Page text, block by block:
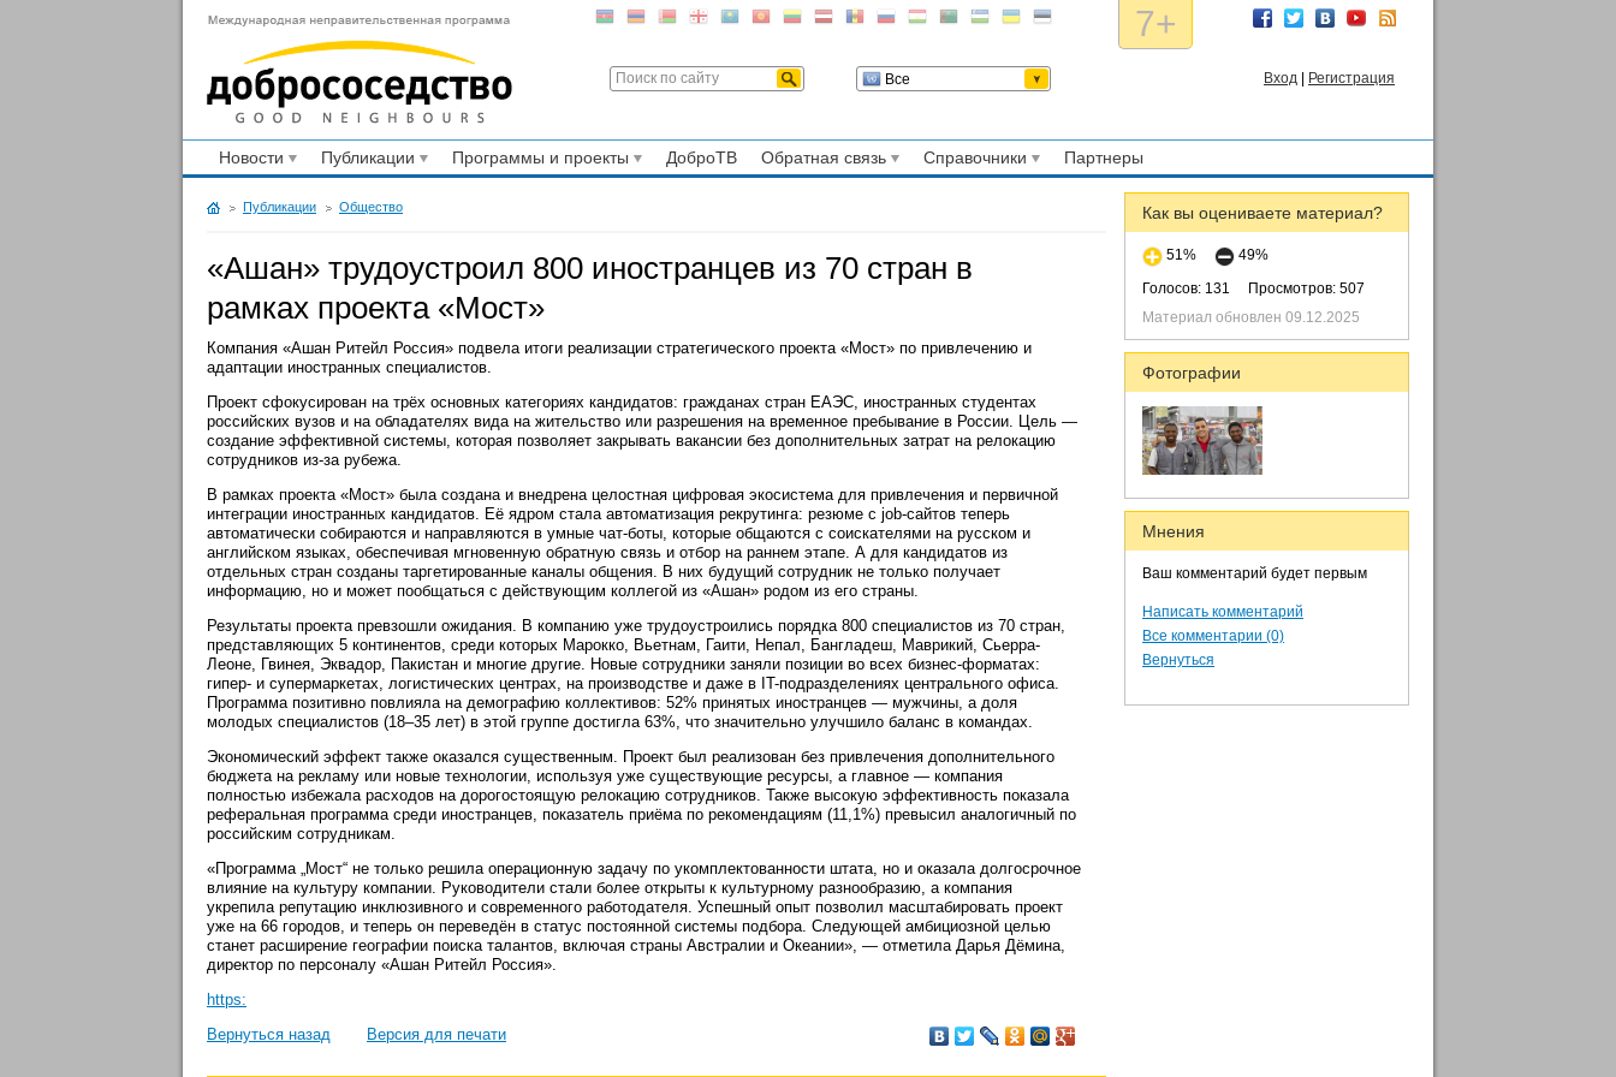
7+
Все Вход Регистрация
Новости Публикации Программы и проекты ДоброТВ Обратная связь Справочники Партнеры
Как вы оцениваете материал?
51%
49%
Голосов: 131
Просмотров: 507
Материал обновлен 09.12.2025
Фотографии
Мнения
Ваш комментарий будет первым
Написать комментарий
Все комментарии (0)
Вернуться
Публикации Общество
«Ашан» трудоустроил 800 иностранцев из 70 стран в
рамках проекта «Мост»
Компания «Ашан Ритейл Россия» подвела итоги реализации стратегического проекта «Мост» по привлечению и
адаптации иностранных специалистов.
Проект сфокусирован на трёх основных категориях кандидатов: гражданах стран ЕАЭС, иностранных студентах
российских вузов и на обладателях вида на жительство или разрешения на временное пребывание в России. Цель —
создание эффективной системы, которая позволяет закрывать вакансии без дополнительных затрат на релокацию
сотрудников из-за рубежа.
В рамках проекта «Мост» была создана и внедрена целостная цифровая экосистема для привлечения и первичной
интеграции иностранных кандидатов. Её ядром стала автоматизация рекрутинга: резюме с job-сайтов теперь
автоматически собираются и направляются в умные чат-боты, которые общаются с соискателями на русском и
английском языках, обеспечивая мгновенную обратную связь и отбор на раннем этапе. А для кандидатов из
отдельных стран созданы таргетированные каналы общения. В них будущий сотрудник не только получает
информацию, но и может пообщаться с действующим коллегой из «Ашан» родом из его страны.
Результаты проекта превзошли ожидания. В компанию уже трудоустроились порядка 800 специалистов из 70 стран,
представляющих 5 континентов, среди которых Марокко, Вьетнам, Гаити, Непал, Бангладеш, Маврикий, Сьерра-
Леоне, Гвинея, Эквадор, Пакистан и многие другие. Новые сотрудники заняли позиции во всех бизнес-форматах:
гипер- и супермаркетах, логистических центрах, на производстве и даже в IT-подразделениях центрального офиса.
Программа позитивно повлияла на демографию коллективов: 52% принятых иностранцев — мужчины, а доля
молодых специалистов (18–35 лет) в этой группе достигла 63%, что значительно улучшило баланс в командах.
Экономический эффект также оказался существенным. Проект был реализован без привлечения дополнительного
бюджета на рекламу или новые технологии, используя уже существующие ресурсы, а главное — компания
полностью избежала расходов на дорогостоящую релокацию сотрудников. Также высокую эффективность показала
реферальная программа среди иностранцев, показатель приёма по рекомендациям (11,1%) превысил аналогичный по
российским сотрудникам.
«Программа „Мост“ не только решила операционную задачу по укомплектованности штата, но и оказала долгосрочное
влияние на культуру компании. Руководители стали более открыты к культурному разнообразию, а компания
укрепила репутацию инклюзивного и современного работодателя. Успешный опыт позволил масштабировать проект
уже на 66 городов, и теперь он переведён в статус постоянной системы подбора. Следующей амбициозной целью
станет расширение географии поиска талантов, включая страны Австралии и Океании», — отметила Дарья Дёмина,
директор по персоналу «Ашан Ритейл Россия».
https:
Вернуться назад
Версия для печати